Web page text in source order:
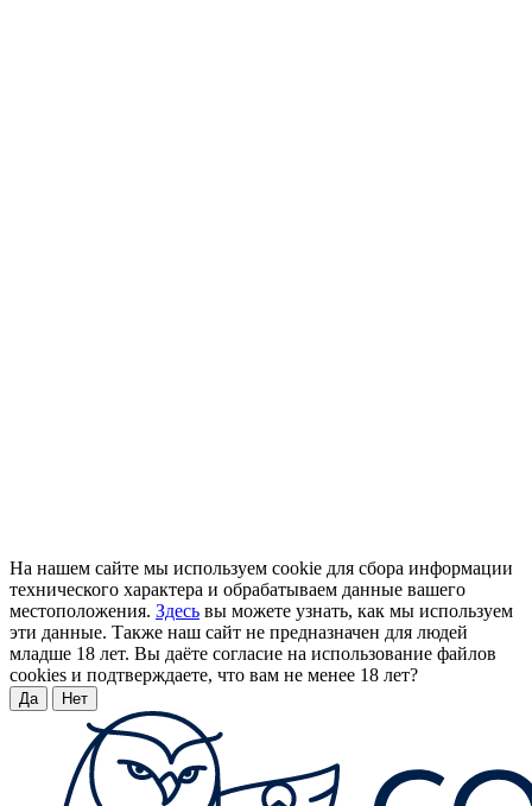
На нашем сайте мы используем cookie для сбора информации
технического характера и обрабатываем данные вашего
местоположения. Здесь вы можете узнать, как мы используем
эти данные. Также наш сайт не предназначен для людей
младше 18 лет. Вы даёте согласие на использование файлов
cookies и подтверждаете, что вам не менее 18 лет?
Да Нет